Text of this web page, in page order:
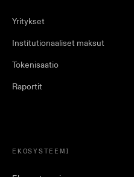
Yritykset
Institutionaaliset maksut
Tokenisaatio
Raportit
EKOSYSTEEMI